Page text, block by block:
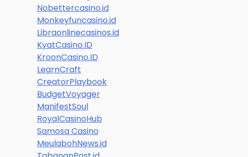
Nobettercasino.id
Monkeyfuncasino.id
Libraonlinecasinos.id
KyatCasino.ID
KroonCasino.ID
LearnCraft
CreatorPlaybook
BudgetVoyager
ManifestSoul
RoyalCasinoHub
Samosa Casino
MeulabohNews.id